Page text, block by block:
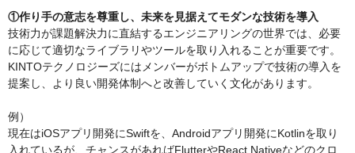
①作り手の意志を尊重し、未来を見据えてモダンな技術を導入
技術力が課題解決力に直結するエンジニアリングの世界では、必要
に応じて適切なライブラリやツールを取り入れることが重要です。
KINTOテクノロジーズにはメンバーがボトムアップで技術の導入を
提案し、より良い開発体制へと改善していく文化があります。
例）
現在はiOSアプリ開発にSwiftを、Androidアプリ開発にKotlinを取り
入れているが、チャンスがあればFlutterやReact Nativeなどのクロ